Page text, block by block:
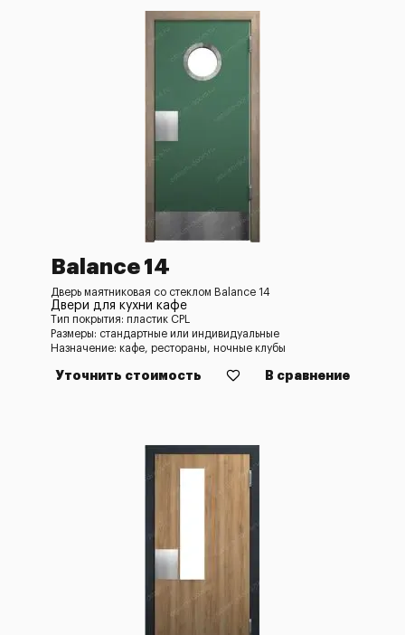
Balance 14
Дверь маятниковая со стеклом Balance 14
Двери для кухни кафе
Тип покрытия: пластик CPL
Размеры: стандартные или индивидуальные
Назначение: кафе, рестораны, ночные клубы
Уточнить стоимость В сравнение